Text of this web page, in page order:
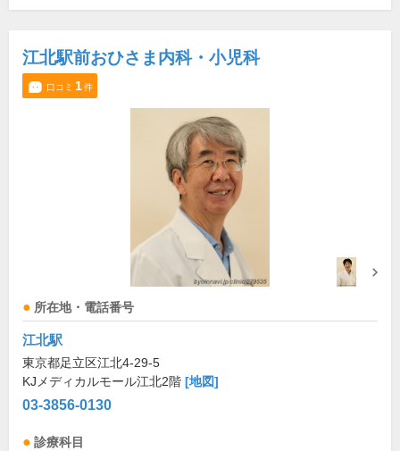
江北駅前おひさま内科・小児科
口コミ 1件
所在地・電話番号
江北駅
東京都足立区江北4-29-5
KJメディカルモール江北2階 [地図]
03-3856-0130
診療科目